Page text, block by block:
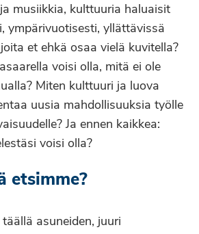
musiikkia, kulttuuria haluaisit
ympärivuotisesti, yllättävissä
et ehkä osaa vielä kuvitella?
voisi olla, mitä ei ole
Miten kulttuuri ja luova
uusia mahdollisuuksia työlle
Ja ennen kaikkea:
voisi olla?
etsimme?
asuneiden, juuri